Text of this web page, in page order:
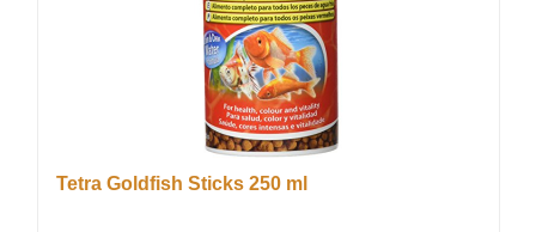
Tetra Goldfish Sticks 250 ml